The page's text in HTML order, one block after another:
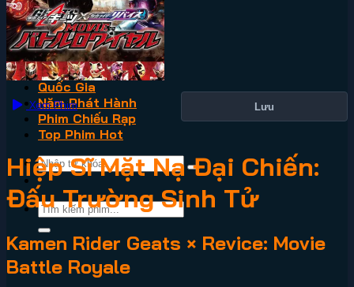
VN2
Phim Lẻ
Phim Bộ
Thể Loại
Quốc Gia
Năm Phát Hành
Phim Chiếu Rạp
Top Phim Hot
Xem Phim Lưu
Hiệp Sĩ Mặt Nạ Đại Chiến:
Đấu Trường Sinh Tử
Kamen Rider Geats × Revice: Movie
Battle Royale